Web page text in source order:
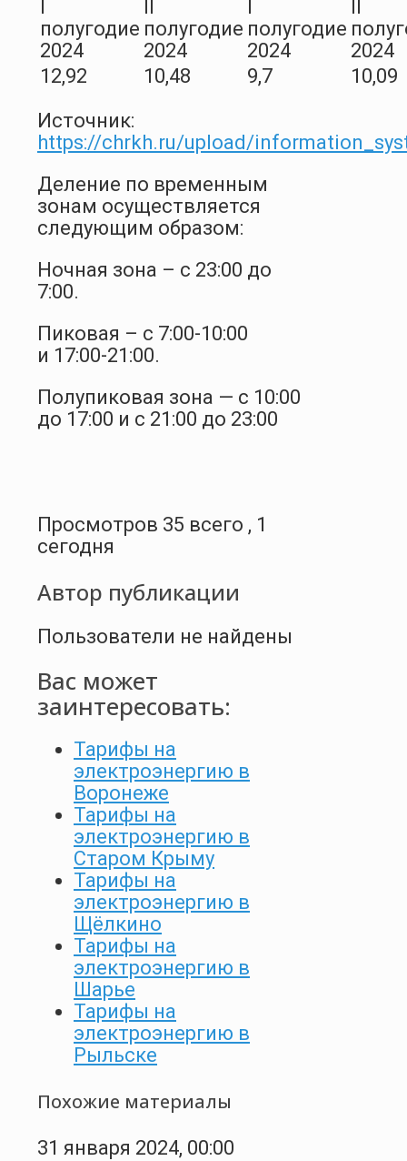
полугодие
2024
полугодие
2024
полугодие
2024
2024
12,92
10,48 9,7
10,09
Источник:
https://chrkh.ru/upload/
Деление по временным
зонам осуществляется
следующим образом:
Ночная зона – с 23:00 до
7:00.
Пиковая – с 7:00-10:00
и 17:00-21:00.
Полупиковая зона — с 10:00
до 17:00 и с 21:00 до 23:00
Просмотров 35 всего , 1
сегодня
Автор публикации
Пользователи не найдены
Вас может
заинтересовать:
Тарифы на
электроэнергию в
Воронеже
Тарифы на
электроэнергию в
Старом Крыму
Тарифы на
электроэнергию в
Щёлкино
Тарифы на
электроэнергию в
Шарье
Тарифы на
электроэнергию в
Рыльске
Похожие материалы
31 января 2024, 00:00